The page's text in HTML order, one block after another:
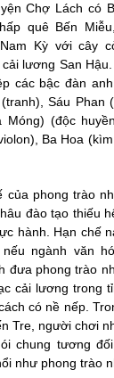
Chợ Lách có
quê Bến
Kỳ với cây
lương San
các bậc đàn
Sáu Phan
Móng) (độc
Ba Hoa
của phong trào
đào tạo thiếu
hành. Hạn chế
nếu ngành văn
đưa phong trào
cải lương trong
có nề nếp.
Tre, người chơi
chung tương
như phong trào